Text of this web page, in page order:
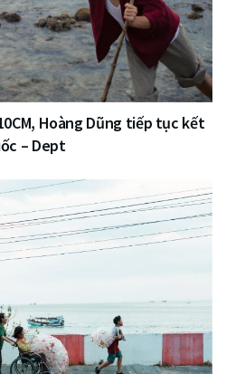
Hoàng Dũng tiếp tục kết
– Dept